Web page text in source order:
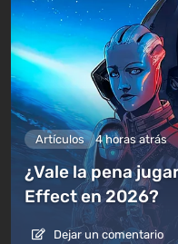
Artículos 4 horas atrás
¿Vale la pena
Effect en 2026?
Dejar un comentario